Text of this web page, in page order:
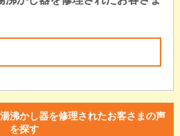
沸かし器を修理されたお客さまの声
を探す